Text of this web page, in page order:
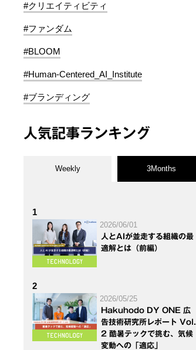
#クリエイティビティ
#ファンダム
#BLOOM
#Human-Centered_AI_Institute
#ブランディング
人気記事ランキング
Weekly 3Months
1
2026/06/01
人とAIが並走する組織の最
適解とは（前編）
2
2026/05/25
Hakuhodo DY ONE 広
告技術研究所レポート Vol.
2 酷暑テックで挑む、気候
変動への「適応」